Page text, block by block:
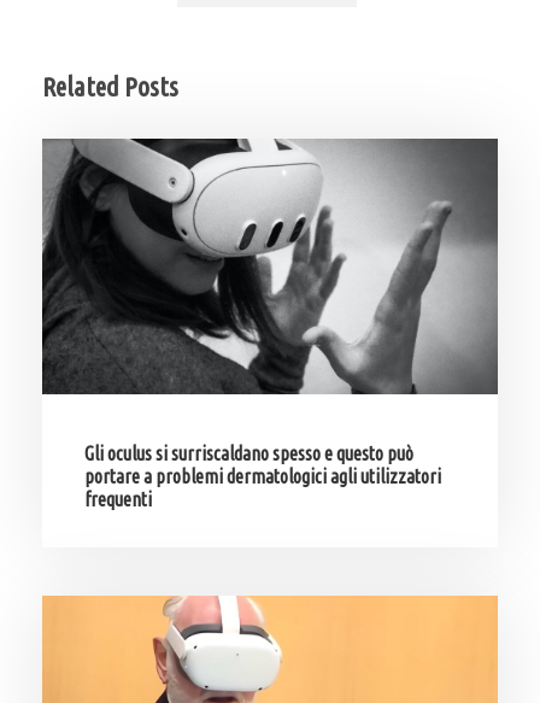
Related Posts
Gli oculus si surriscaldano spesso e questo può
portare a problemi dermatologici agli utilizzatori
frequenti